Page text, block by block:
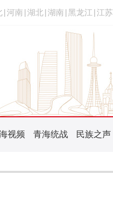
河南 湖北 湖南 黑龙江 江苏
视频 青海统战 民族之声